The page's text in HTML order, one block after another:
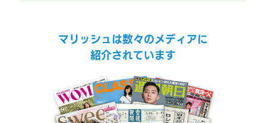
マリッシュは数々のメディアに
紹介されています